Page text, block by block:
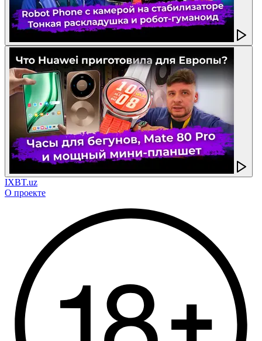
IXBT.uz
О проекте